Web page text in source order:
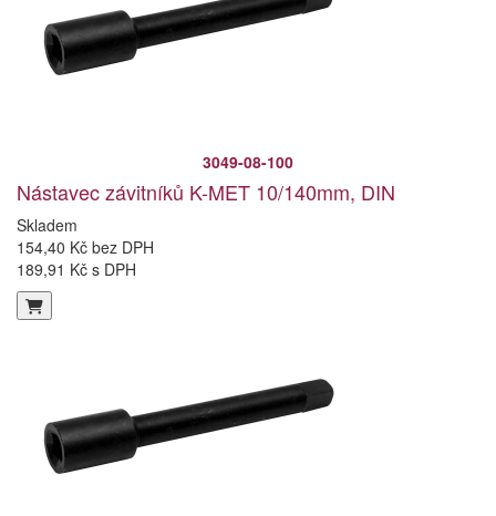
3049-08-100
Nástavec závitníků K-MET 10/140mm, DIN
Skladem
154,40 Kč bez DPH
189,91 Kč s DPH